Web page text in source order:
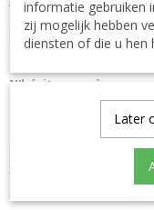
Catalogus met
DOWNLOAD LINK :PPG
basisprijzen exclusief
N'hésitez pas à nous
Don't
Bitte zögern Sie
ins Ausland. TEL: 0032
37/21/43
informatie gebruiken
zij mogelijk hebben
diensten of die u hen
Later